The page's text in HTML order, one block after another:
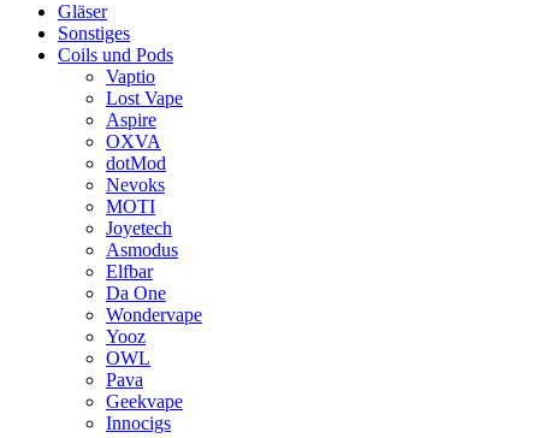
Gläser
Sonstiges
Coils und Pods
Vaptio
Lost Vape
Aspire
OXVA
dotMod
Nevoks
MOTI
Joyetech
Asmodus
Elfbar
Da One
Wondervape
Yooz
OWL
Pava
Geekvape
Innocigs